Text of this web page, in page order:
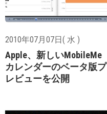
2010年07月07日( 水 )
Apple、新しいMobileMe
カレンダーのベータ版プ
レビューを公開